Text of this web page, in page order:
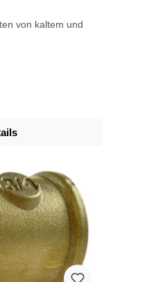
von kaltem und